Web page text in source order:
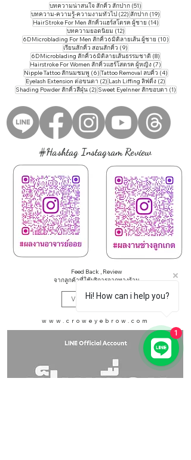
บทความน่าสนใจ สักคิ้ว สักปาก (51)51 กระทู้
บทความ-ความรู้-ความงามทั่วไป (22)22 กระทู้
สักปาก (19)19 กระทู้
HairStroke For Men สักคิ้วแฮร์สโตรค ผู้ชาย (14)14 กระทู้
บทความยอดนิยม (12)12 กระทู้
6DMicroblading For Men สักคิ้ว6มิติลายเส้น ผู้ชาย (10)10 กระทู้
เรียนสักคิ้ว สอนสักคิ้ว (9)9 กระทู้
6DMicroblading สักคิ้ว6มิติลายเส้นธรรมชาติ (8)8 กระทู้
Hairstroke For Women สักคิ้วแฮร์โสตรค ผู้หญิง (7)7 กระทู้
Nipple Tattoo สักนมชมพู (6)6 กระทู้
Tattoo ​Removal ลบคิ้ว (4)4 กระทู้
Eyelash Extension ต่อขนตา (2)2 กระทู้
Lash Liffing ลิฟติ้ง (2)2 กระทู้
Shading Powder สักคิ้วสีฝุ่น (2)2 กระทู้
Sweet EyeInner สักขอบตา (1)1 กระทู้
#Hashtag Instagram Review
Feed Back , Review
จากลูกค้าที่ใช้บริการจากทางร้าน
View More
www.croweyebrow.com
Hi! How can i help you?
1